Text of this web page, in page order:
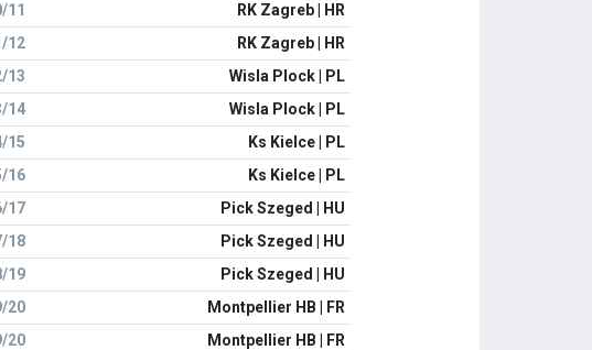
11
RK Zagreb | HR
12
RK Zagreb | HR
13
Wisla Plock | PL
14
Wisla Plock | PL
15
Ks Kielce | PL
16
Ks Kielce | PL
17
Pick Szeged | HU
18
Pick Szeged | HU
19
Pick Szeged | HU
20
Montpellier HB | FR
20
Montpellier HB | FR